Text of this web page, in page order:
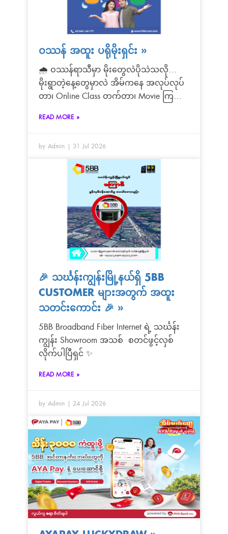
ဝဿန် အထူး ပရိုမိုးရှင်း »
🌧️ ဝဿန်ရာသီမှာ မိုးတွေလဲပိုသဲသလို…
မိုးရွာတဲ့နေ့တွေမှာလဲ အိမ်ကနေ အလုပ်လုပ်
တာ၊ Online Class တက်တာ၊ Movie ကြည့်
တွေက နေ့စဉ်ဘဝရဲ့ အစိတ်အပိုင်းတစ်ခု
READ MORE »
by Admin 31 Jul 2026
🎉 သင်္ဃန်းကျွန်းမြို့နယ်ရှိ 5BB
CUSTOMER များအတွက် အထူး
သတင်းကောင်း 🎉 »
5BB Broadband Fiber Internet ရဲ့ သင်္ဃန်း
ကျွန်း Showroom အသစ် စတင်ဖွင့်လှစ်
လိုက်ပါပြီရှင် ✨
READ MORE »
by Admin 24 Jul 2026